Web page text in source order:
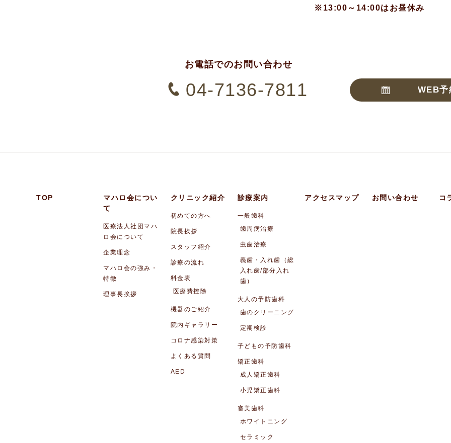
※13:00～14:00はお昼休み
お電話でのお問い合わせ
04-7136-7811 WEB予
TOP
マハロ会につい
て
医療法人社団マハ
ロ会について
企業理念
マハロ会の強み・
特徴
理事長挨拶
クリニック紹介
初めての方へ
院長挨拶
スタッフ紹介
診療の流れ
料金表
医療費控除
機器のご紹介
院内ギャラリー
コロナ感染対策
よくある質問
AED
診療案内
一般歯科
歯周病治療
虫歯治療
義歯・入れ歯（総
入れ歯/部分入れ
歯）
大人の予防歯科
歯のクリーニング
定期検診
子どもの予防歯科
矯正歯科
成人矯正歯科
小児矯正歯科
審美歯科
ホワイトニング
セラミック
アクセスマップ お問い合わせ コ